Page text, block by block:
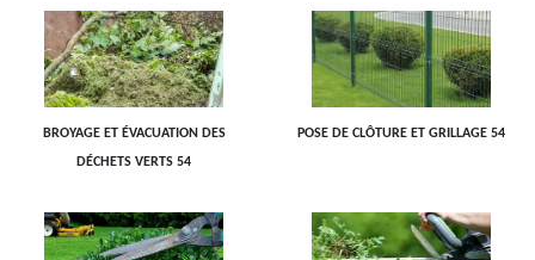
BROYAGE ET ÉVACUATION DES
DÉCHETS VERTS 54
POSE DE CLÔTURE ET GRILLAGE 54